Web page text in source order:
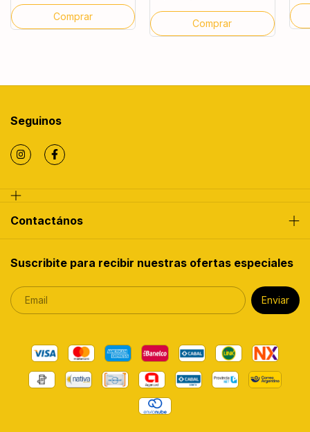
Seguinos
Contactános
Suscribite para recibir nuestras ofertas especiales